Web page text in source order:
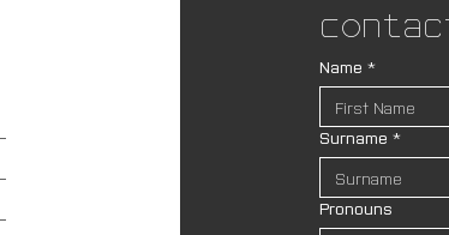
Name *
Surname *
Pronouns